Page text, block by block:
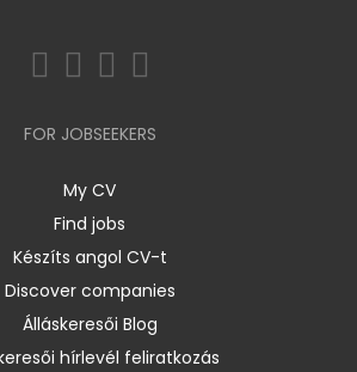
FOR JOBSEEKERS
My CV
Find jobs
Készíts angol CV-t
Discover companies
Álláskeresői Blog
hírlevél feliratkozás